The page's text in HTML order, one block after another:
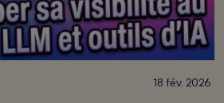
18 fév. 2026